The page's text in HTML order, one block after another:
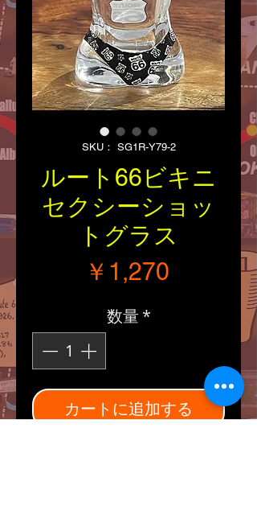
SKU： SG1R-Y79-2
ルート66ビキニ
セクシーショッ
トグラス
￥1,270価格
数量 *
カートに追加する